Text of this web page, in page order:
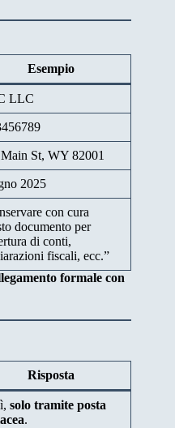
Esempio
LLC
St, WY 82001
2025
con cura
documento per
di conti,
fiscali, ecc.”
formale con
Risposta
solo tramite posta
.